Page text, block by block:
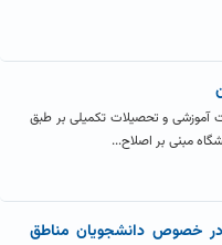
آموزشی و تحصیلات تکمیلی بر طبق
مبنی بر اصلاح...
در خصوص دانشجویان مناطق